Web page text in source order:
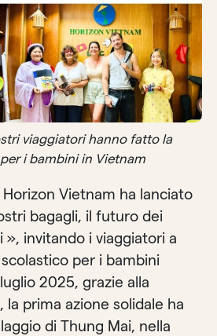
viaggiatori hanno fatto la
i bambini in Vietnam
Vietnam ha lanciato
bagagli, il futuro dei
», invitando i viaggiatori a
per i bambini
2025, grazie alla
prima azione solidale ha
di Thung Mai, nella